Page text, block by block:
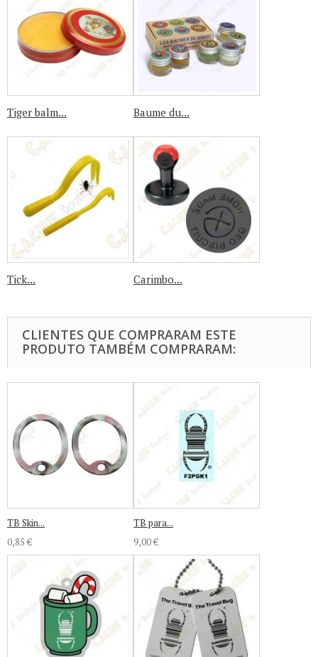
Tiger balm... Baume du...
Tick... Carimbo...
CLIENTES QUE COMPRARAM ESTE
PRODUTO TAMBÉM COMPRARAM:
TB Skin...
0,85 €
TB para...
9,00 €